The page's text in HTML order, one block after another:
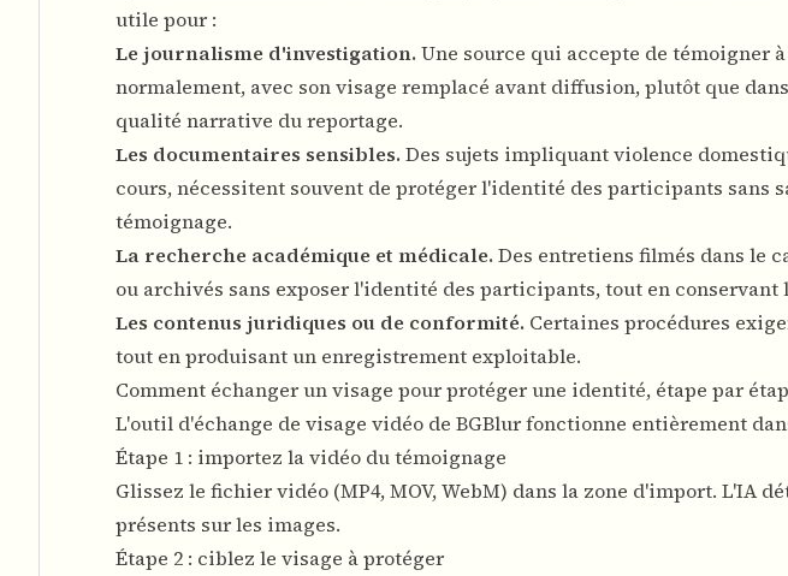
utile pour :
Le journalisme d'investigation. Une source qui accepte de témoigner
normalement, avec son visage remplacé avant diffusion, plutôt que
qualité narrative du reportage.
Les documentaires sensibles. Des sujets impliquant violence
cours, nécessitent souvent de protéger l'identité des participants
témoignage.
La recherche académique et médicale. Des entretiens filmés dans le
ou archivés sans exposer l'identité des participants, tout en
Les contenus juridiques ou de conformité. Certaines procédures
tout en produisant un enregistrement exploitable.
Comment échanger un visage pour protéger une identité, étape par
L'outil d'échange de visage vidéo de BGBlur fonctionne entièrement
Étape 1 : importez la vidéo du témoignage
Glissez le fichier vidéo (MP4, MOV, WebM) dans la zone d'import. L'IA
présents sur les images.
Étape 2 : ciblez le visage à protéger